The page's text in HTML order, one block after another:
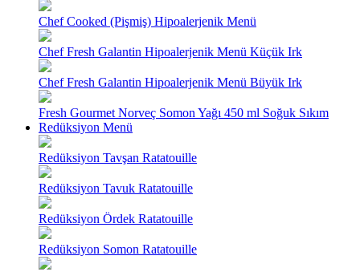
Chef Cooked (Pişmiş) Hipoalerjenik Menü
Chef Fresh Galantin Hipoalerjenik Menü Küçük Irk
Chef Fresh Galantin Hipoalerjenik Menü Büyük Irk
Fresh Gourmet Norveç Somon Yağı 450 ml Soğuk Sıkım
Redüksiyon Menü
Redüksiyon Tavşan Ratatouille
Redüksiyon Tavuk Ratatouille
Redüksiyon Ördek Ratatouille
Redüksiyon Somon Ratatouille